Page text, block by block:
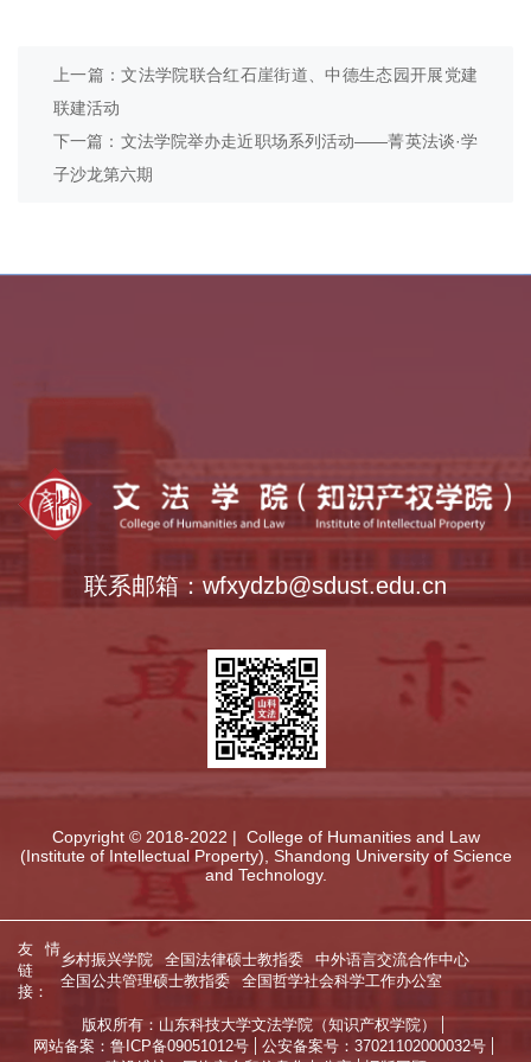
上一篇：文法学院联合红石崖街道、中德生态园开展党建
联建活动
下一篇：文法学院举办走近职场系列活动——菁英法谈·学
子沙龙第六期
全国哲学社会科学工作办公室
联系邮箱：wfxydzb@sdust.edu.cn
Copyright © 2018-2022 | College of Humanities and Law
(Institute of Intellectual Property), Shandong University of Science
and Technology.
友情
链
接：
乡村振兴学院 全国法律硕士教指委
中外语言交流合作中心
全国公共管理硕士教指委
全国哲学社会科学工作办公室
版权所有：山东科技大学文法学院（知识产权学院）
网站备案：鲁ICP备09051012号
公安备案号：37021102000032号